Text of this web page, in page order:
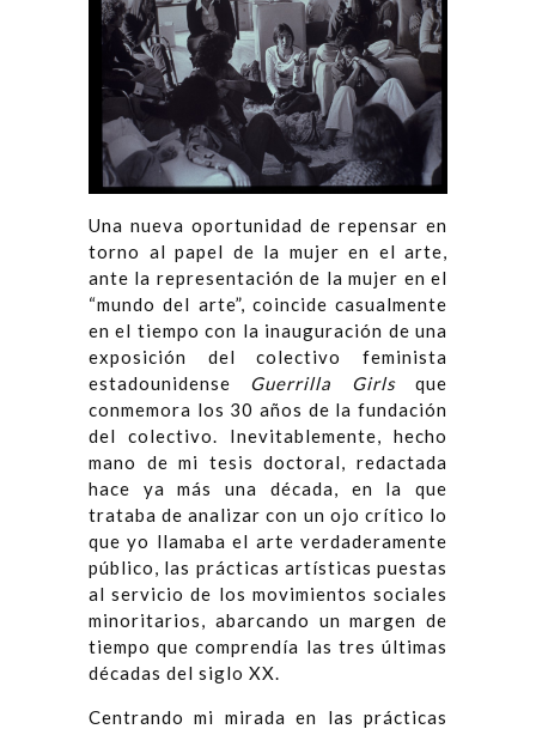
Una nueva oportunidad de repensar en
torno al papel de la mujer en el arte,
ante la representación de la mujer en el
“mundo del arte”, coincide casualmente
en el tiempo con la inauguración de una
exposición del colectivo feminista
estadounidense Guerrilla Girlsque
conmemora los 30 años de la fundación
del colectivo. Inevitablemente, hecho
mano de mi tesis doctoral, redactada
hace ya más una década, en la que
trataba de analizar con un ojo crítico lo
que yo llamaba el arte verdaderamente
público, las prácticas artísticas puestas
al servicio de los movimientos sociales
minoritarios, abarcando un margen de
tiempo que comprendía las tres últimas
décadas del siglo XX.
Centrando mi mirada en las prácticas